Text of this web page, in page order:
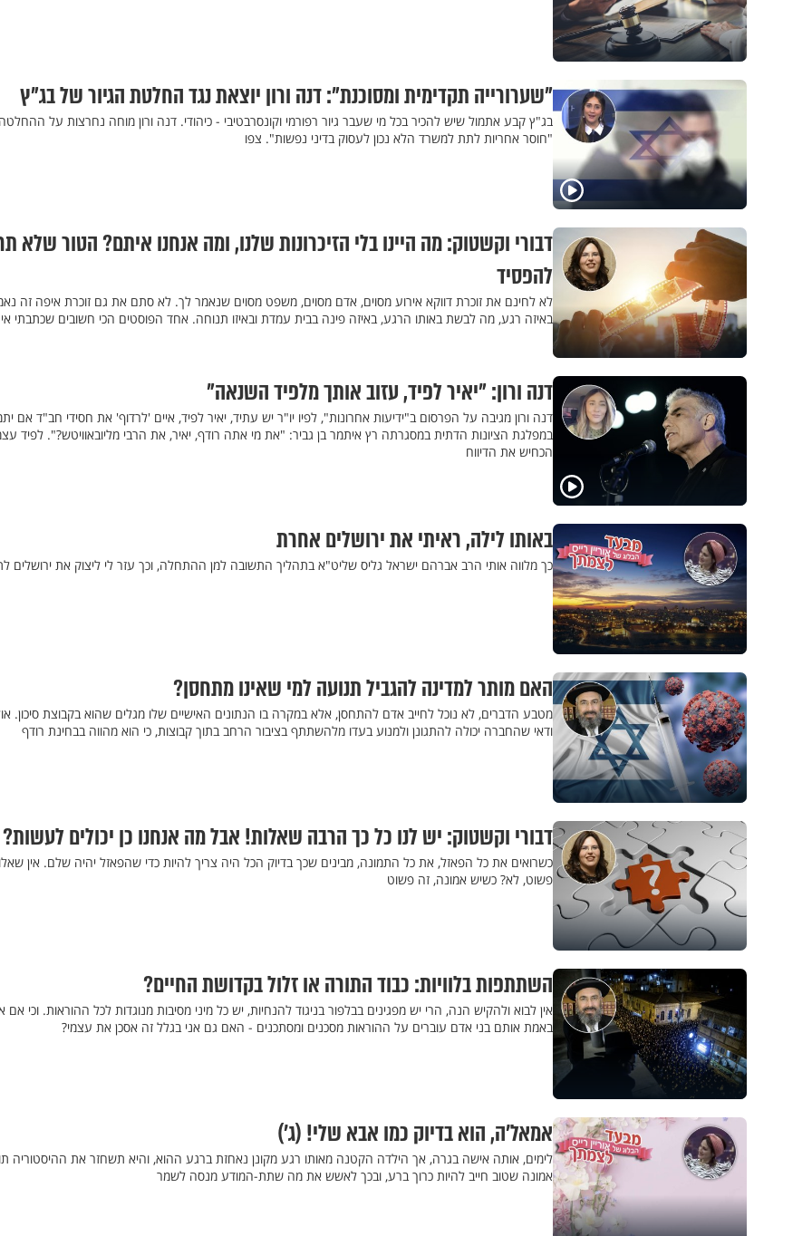
"שערורייה תקדימית ומסוכנת": דנה ורון יוצאת נגד החלטת הגיור של בג"ץ
בג"ץ קבע אתמול שיש להכיר בכל מי שעבר גיור רפורמי וקונסרבטיבי - כיהודי. דנה ורון מוחה נחרצות על
"חוסר אחריות לתת למשרד הלא נכון לעסוק בדיני נפשות". צפו
דבורי וקשטוק: מה היינו בלי הזיכרונות שלנו, ומה אנחנו איתם? הטור שלא
להפסיד
לא לחינם את זוכרת דווקא אירוע מסוים, אדם מסוים, משפט מסוים שנאמר לך. לא סתם את גם זוכרת איפה זה
באיזה רגע, מה לבשת באותו הרגע, באיזה פינה בבית עמדת ובאיזו תנוחה. אחד הפוסטים הכי חשובים שכתבתי
דנה ורון: "יאיר לפיד, עזוב אותך מלפיד השנאה"
דנה ורון מגיבה על הפרסום ב"ידיעות אחרונות", לפיו יו"ר יש עתיד, יאיר לפיד, איים 'לרדוף' את חסידי חב"ד אם
במפלגת הציונות הדתית במסגרתה רץ איתמר בן גביר: "את מי אתה רודף, יאיר, את הרבי מליובאוויטש?". לפיד
הכחיש את הדיווח
באותו לילה, ראיתי את ירושלים אחרת
כך מלווה אותי הרב אברהם ישראל גליס שליט"א בתהליך התשובה למן ההתחלה, וכך עזר לי ליצוק את ירושלים
האם מותר למדינה להגביל תנועה למי שאינו מתחסן?
מטבע הדברים, לא נוכל לחייב אדם להתחסן, אלא במקרה בו הנתונים האישיים שלו מגלים שהוא בקבוצת סיכון.
ודאי שהחברה יכולה להתגונן ולמנוע בעדו מלהשתתף בציבור הרחב בתוך קבוצות, כי הוא מהווה בבחינת רודף
דבורי וקשטוק: יש לנו כל כך הרבה שאלות! אבל מה אנחנו כן יכולים לעשות?
כשרואים את כל הפאזל, את כל התמונה, מבינים שכך בדיוק הכל היה צריך להיות כדי שהפאזל יהיה שלם. אין
פשוט, לא? כשיש אמונה, זה פשוט
השתתפות בלוויות: כבוד התורה או זלול בקדושת החיים?
אין לבוא ולהקיש הנה, הרי יש מפגינים בבלפור בניגוד להנחיות, יש כל מיני מסיבות מנוגדות לכל ההוראות. וכי אם
באמת אותם בני אדם עוברים על ההוראות מסכנים ומסתכנים - האם גם אני בגלל זה אסכן את עצמי?
אמאל’ה, הוא בדיוק כמו אבא שלי! (ג’)
לימים, אותה אישה בגרה, אך הילדה הקטנה מאותו רגע מקונן נאחזת ברגע ההוא, והיא תשחזר את ההיסטוריה
אמונה שטוב חייב להיות כרוך ברע, ובכך לאשש את מה שתת-המודע מנסה לשמר